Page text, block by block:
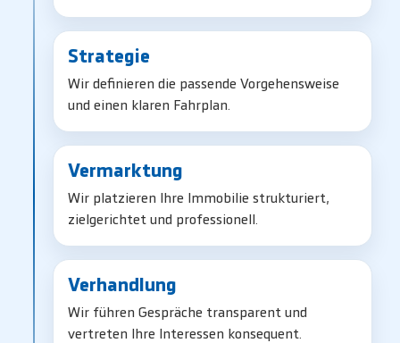
Strategie
Wir definieren die passende Vorgehensweise
und einen klaren Fahrplan.
Vermarktung
Wir platzieren Ihre Immobilie strukturiert,
zielgerichtet und professionell.
Verhandlung
Wir führen Gespräche transparent und
vertreten Ihre Interessen konsequent.